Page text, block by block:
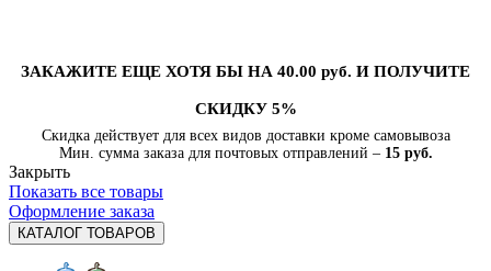
ЗАКАЖИТЕ ЕЩЕ ХОТЯ БЫ НА 40.00 руб. И ПОЛУЧИТЕ
СКИДКУ 5%
Скидка действует для всех видов доставки кроме самовывоза
Мин. сумма заказа для почтовых отправлений – 15 руб.
Закрыть
Показать все товары
Оформление заказа
КАТАЛОГ ТОВАРОВ